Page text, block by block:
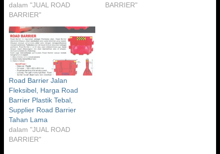
dalam "JUAL ROAD
BARRIER"
BARRIER"
Road Barrier Jalan
Fleksibel, Harga Road
Barrier Plastik Tebal,
Supplier Road Barrier
Tahan Lama
dalam "JUAL ROAD
BARRIER"